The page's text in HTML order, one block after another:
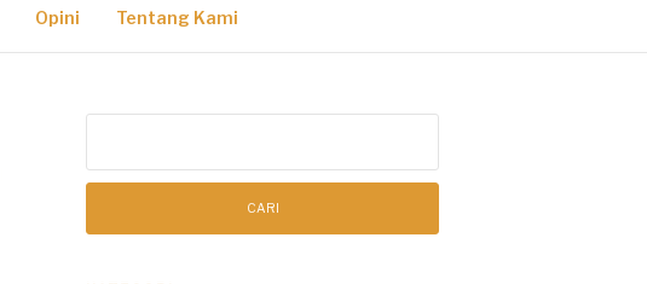
Opini Tentang Kami